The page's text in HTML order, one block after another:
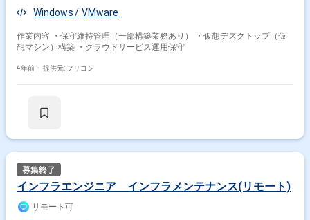
Windows
VMware
作業内容 ・保守維持管理（一部構築業務あり） ・仮想デスクトップ（仮
想マシン）構築 ・クラウドサービス運用保守
4年前・ 提供元: フリコン
インフラエンジニア インフラメンテナンス(リモート)
リモート可